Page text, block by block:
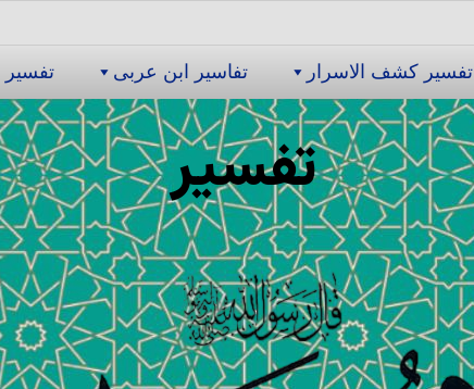
تفسیر كشف الاسرار تفاسیر ابن عربى
تفسیر